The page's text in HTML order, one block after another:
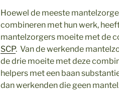
Hoewel de meeste
combineren met hun werk,
mantelzorgers moeite met de
SCP. Van de werkende
de drie moeite met deze
helpers met een baan
dan werkenden die geen